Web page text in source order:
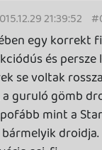
minőségű Star Warst ,
minőségűt. Ez
talán elmegy , de itt
szó , hanem Star Wars-
sem , szerezniük
17:38:48
#062hr